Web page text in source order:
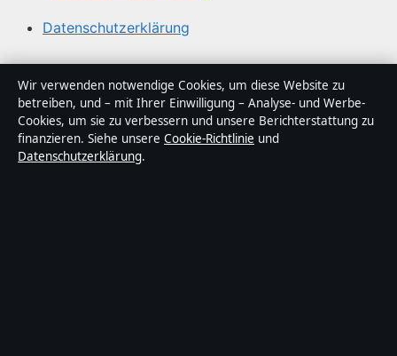
Datenschutzerklärung
Über Abendfokus in Kürze
Abendfokus ist ein unabhängiger digitaler
Nachrichtenanbieter mit Fokus auf Politik, Wirtschaft,
Technik und Gesellschaft in Deutschland. Jeder Artikel
Wir verwenden notwendige Cookies, um diese Website zu
betreiben, und – mit Ihrer Einwilligung – Analyse- und Werbe-
Cookies, um sie zu verbessern und unsere Berichterstattung zu
finanzieren. Siehe unsere Cookie-Richtlinie und
Datenschutzerklärung.